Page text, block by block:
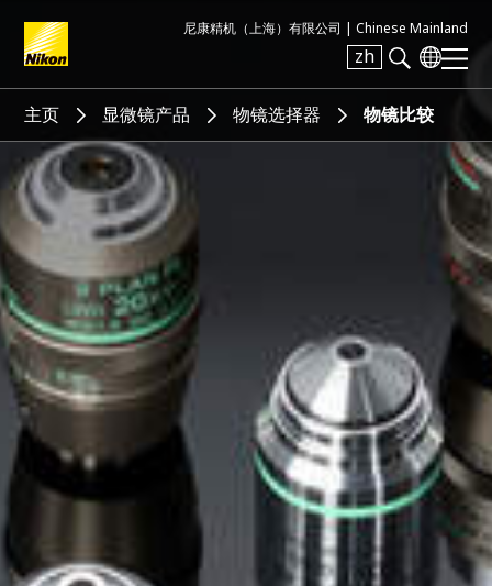
尼康精机（上海）有限公司 | Chinese Mainland
zh
Search keyword(s)
主页 显微镜产品 物镜选择器 物镜比较